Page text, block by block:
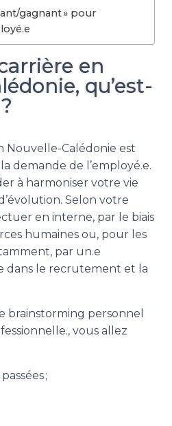
gagnant » pour
en
qu’est-
Nouvelle-Calédonie est
demande de l’employé.e.
à harmoniser votre vie
Selon votre
en interne, par le biais
humaines ou, pour les
par un.e
dans le recrutement et la
brainstorming personnel
vous allez
;